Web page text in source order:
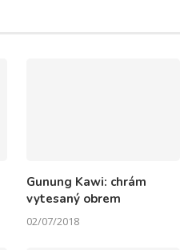
Gunung Kawi: chrám
vytesaný obrem
02/07/2018